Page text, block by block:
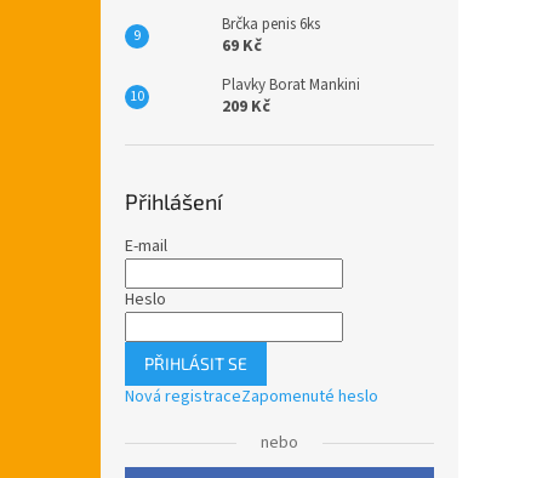
Brčka penis 6ks
69 Kč
Plavky Borat Mankini
209 Kč
Přihlášení
E-mail
Heslo
PŘIHLÁSIT SE
Nová registraceZapomenuté heslo
nebo